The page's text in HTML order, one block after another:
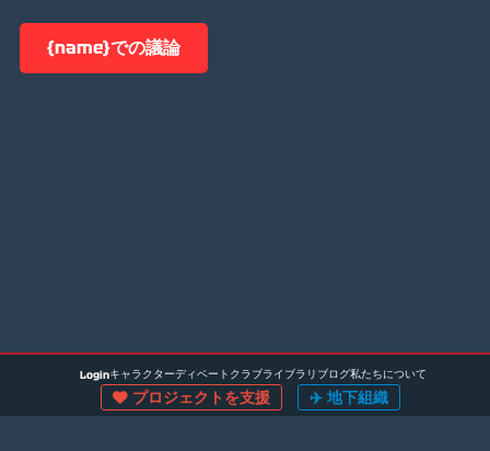
{name}での議論
Loginキャラクターディベートクラブライブラリ ブログ私たちについて
プロジェクトを支援 ✈️ 地下組織